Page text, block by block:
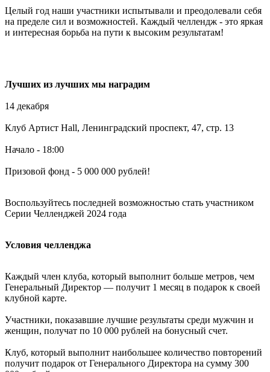
Целый год наши участники испытывали и преодолевали себя
на пределе сил и возможностей. Каждый челлендж - это яркая
и интересная борьба на пути к высоким результатам!
Лучших из лучших мы наградим
14 декабря
Клуб Артист Hall, Ленинградский проспект, 47, стр. 13
Начало - 18:00
Призовой фонд - 5 000 000 рублей!
Воспользуйтесь последней возможностью стать участником
Серии Челленджей 2024 года
Условия челленджа
Каждый член клуба, который выполнит больше метров, чем
Генеральный Директор — получит 1 месяц в подарок к своей
клубной карте.
Участники, показавшие лучшие результаты среди мужчин и
женщин, получат по 10 000 рублей на бонусный счет.
Клуб, который выполнит наибольшее количество повторений
получит подарок от Генерального Директора на сумму 300